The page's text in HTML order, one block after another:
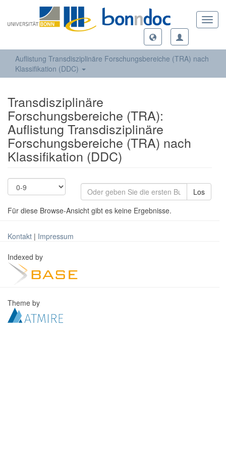
Auflistung Transdisziplinäre Forschungsbereiche (TRA) nach
Klassifikation (DDC)
Transdisziplinäre
Forschungsbereiche (TRA):
Auflistung Transdisziplinäre
Forschungsbereiche (TRA) nach
Klassifikation (DDC)
Los
Für diese Browse-Ansicht gibt es keine Ergebnisse.
Kontakt | Impressum
Indexed by
Theme by